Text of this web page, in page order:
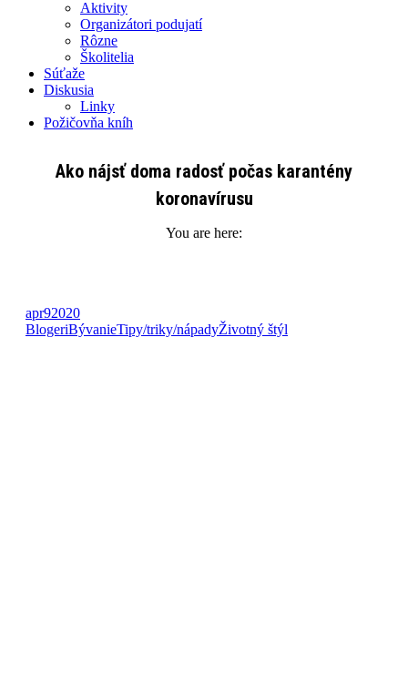
Aktivity
Organizátori podujatí
Rôzne
Školitelia
Súťaže
Diskusia
Linky
Požičovňa kníh
Ako nájsť doma radosť počas karantény
koronavírusu
You are here:
apr92020
BlogeriBývanieTipy/triky/nápadyŽivotný štýl